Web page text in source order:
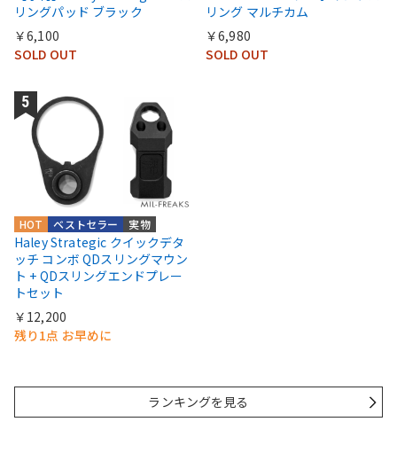
リングパッド ブラック
￥6,100
SOLD OUT
リング マルチカム
￥6,980
SOLD OUT
実物
ベストセラー
HOT
Haley Strategic クイックデタ
ッチ コンボ QDスリングマウン
ト + QDスリングエンドプレー
トセット
￥12,200
残り1点 お早めに
ランキングを見る